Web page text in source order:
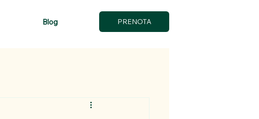
Blog PRENOTA